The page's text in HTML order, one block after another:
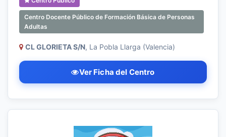
Centro Docente Público de Formación Básica de Personas
Adultas
CL GLORIETA S/N, La Pobla Llarga (Valencia)
Ver Ficha del Centro